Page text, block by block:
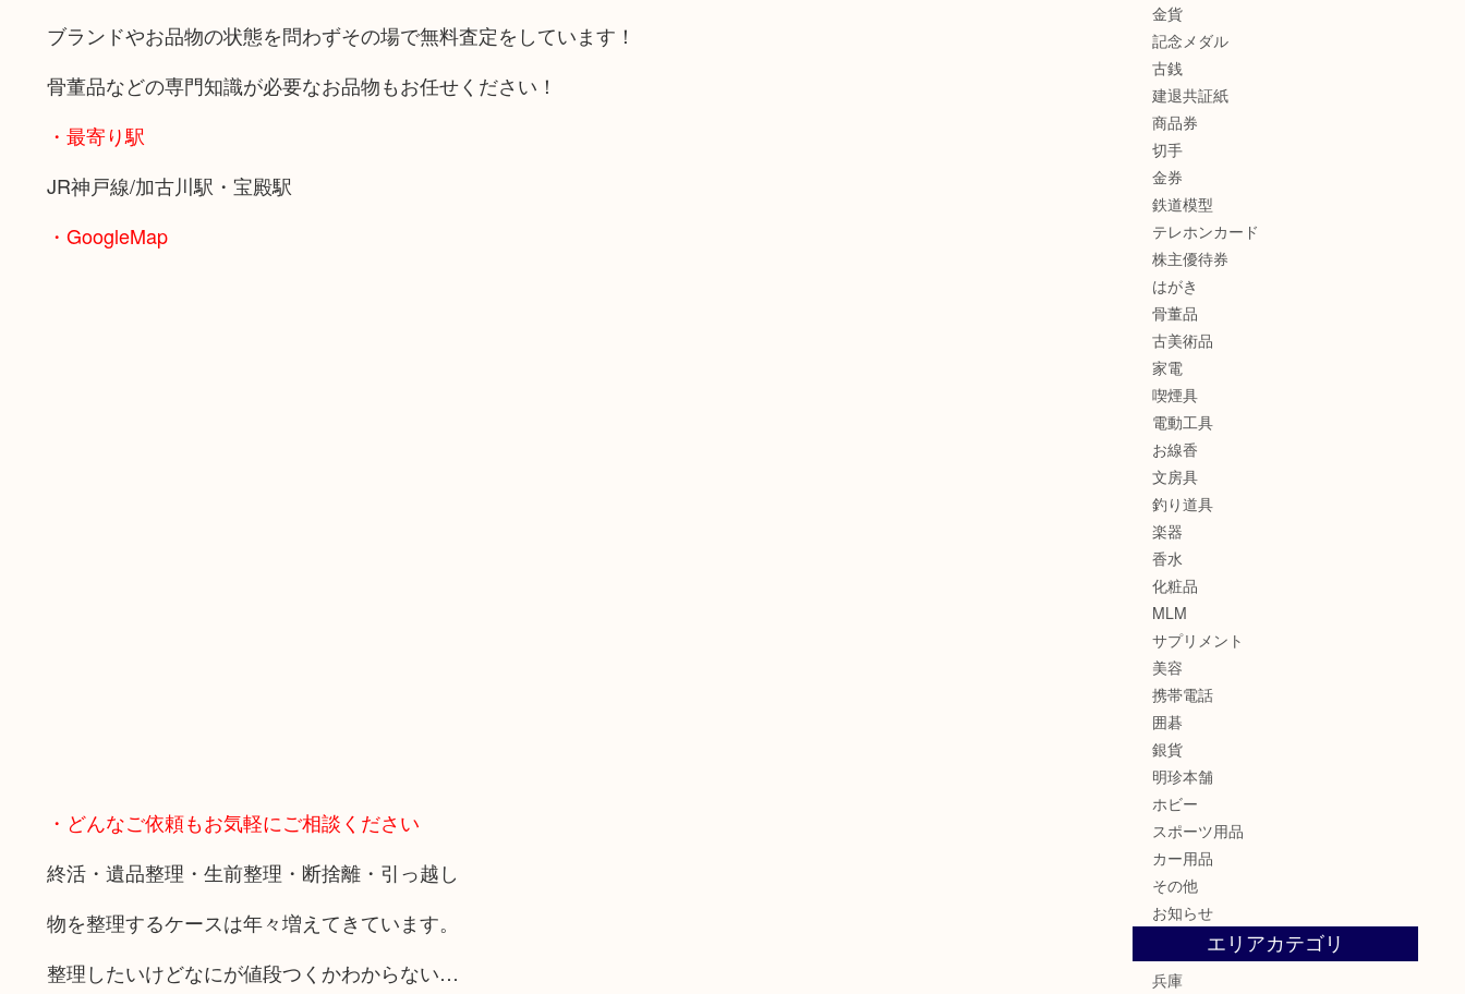
ブランドやお品物の状態を問わずその場で無料査定をしています！
骨董品などの専門知識が必要なお品物もお任せください！
・最寄り駅
JR神戸線/加古川駅・宝殿駅
・GoogleMap
・どんなご依頼もお気軽にご相談ください
終活・遺品整理・生前整理・断捨離・引っ越し
物を整理するケースは年々増えてきています。
整理したいけどなにが値段つくかわからない…
金貨
記念メダル
古銭
建退共証紙
商品券
切手
金券
鉄道模型
テレホンカード
株主優待券
はがき
骨董品
古美術品
家電
喫煙具
電動工具
お線香
文房具
釣り道具
楽器
香水
化粧品
MLM
サプリメント
美容
携帯電話
囲碁
銀貨
明珍本舗
ホビー
スポーツ用品
カー用品
その他
お知らせ
エリアカテゴリ
兵庫